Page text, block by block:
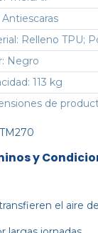
Antiescaras
: Relleno TPU;
: Negro
: 113 kg
de
TM270
y
el aire